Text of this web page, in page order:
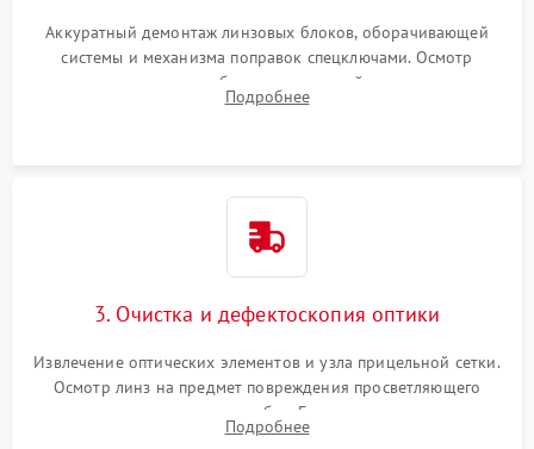
Аккуратный демонтаж линзовых блоков, оборачивающей
системы и механизма поправок спецключами. Осмотр
внутренних резьбовых соединений, пружин и
уплотнительных колец. Поиск причин люфта, смещения
Подробнее
3. Очистка и дефектоскопия оптики
Извлечение оптических элементов и узла прицельной сетки.
Осмотр линз на предмет повреждения просветляющего
покрытия или появления грибка. Бережная очистка стекол
спецрастворами. Проверка целостности гравированной
Подробнее